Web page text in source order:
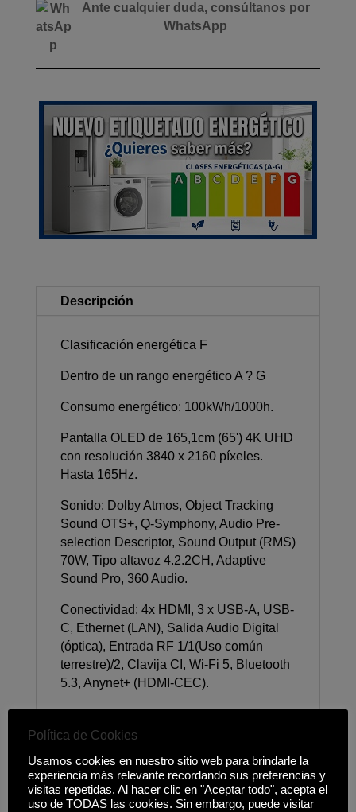
(65'')
TQ65S95FATXXC
UHD
F
cantidad
Ante cualquier duda, consúltanos por
WhatsApp
Descripción
Clasificación energética F
Dentro de un rango energético A ? G
Consumo energético: 100kWh/1000h.
Pantalla OLED de 165,1cm (65') 4K UHD
con resolución 3840 x 2160 píxeles.
Hasta 165Hz.
Sonido: Dolby Atmos, Object Tracking
Sound OTS+, Q-Symphony, Audio Pre-
selection Descriptor, Sound Output (RMS)
70W, Tipo altavoz 4.2.2CH, Adaptive
Sound Pro, 360 Audio.
Conectividad: 4x HDMI, 3 x USB-A, USB-
C, Ethernet (LAN), Salida Audio Digital
(óptica), Entrada RF 1/1(Uso común
terrestre)/2, Clavija CI, Wi-Fi 5, Bluetooth
5.3, Anynet+ (HDMI-CEC).
Smart TV: Sistema operativo Tizen, Bixby,
Interacción por voz a larga distancia,
samsung TV Plus, Funciona con altavoz
de IA Alexa y Google Assistant,
Navegador web, SmartThings Hub /
Política de Cookies
Usamos cookies en nuestro sitio web para brindarle la
experiencia más relevante recordando sus preferencias y
visitas repetidas. Al hacer clic en "Aceptar todo", acepta el
uso de TODAS las cookies. Sin embargo, puede visitar